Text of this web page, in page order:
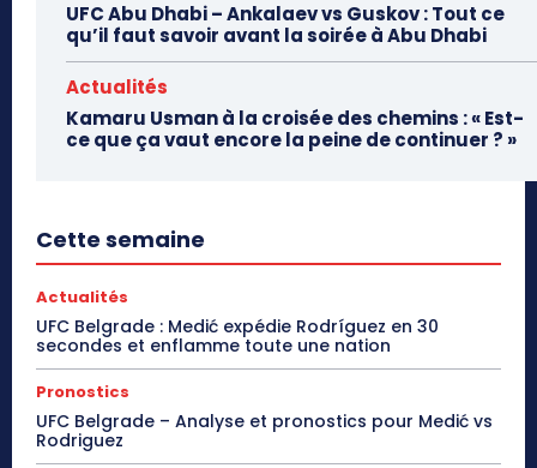
UFC Abu Dhabi – Ankalaev vs Guskov : Tout ce
qu’il faut savoir avant la soirée à Abu Dhabi
Actualités
Kamaru Usman à la croisée des chemins : « Est-
ce que ça vaut encore la peine de continuer ? »
Cette semaine
Actualités
UFC Belgrade : Medić expédie Rodríguez en 30
secondes et enflamme toute une nation
Pronostics
UFC Belgrade – Analyse et pronostics pour Medić vs
Rodriguez